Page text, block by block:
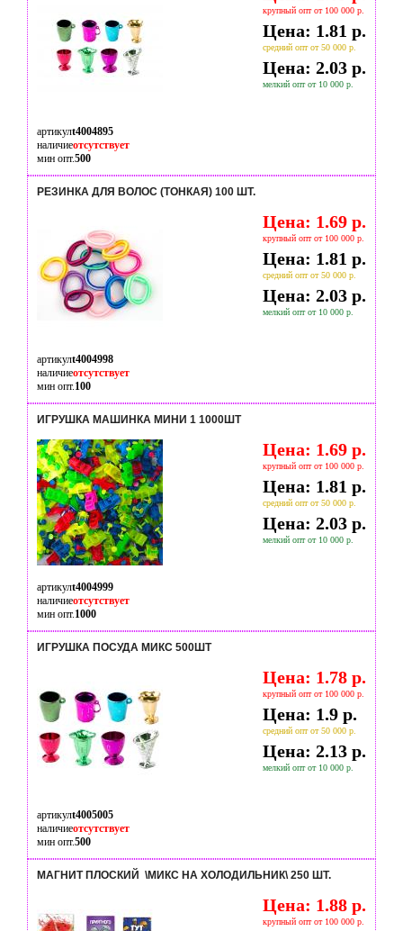
крупный опт от 100 000 р.
Цена: 1.81 р.
средний опт от 50 000 р.
Цена: 2.03 р.
мелкий опт от 10 000 р.
артикулt4004895
наличиеотсутствует
мин опт.500
РЕЗИНКА ДЛЯ ВОЛОС (ТОНКАЯ) 100 ШТ.
Цена: 1.69 р.
крупный опт от 100 000 р.
Цена: 1.81 р.
средний опт от 50 000 р.
Цена: 2.03 р.
мелкий опт от 10 000 р.
артикулt4004998
наличиеотсутствует
мин опт.100
ИГРУШКА МАШИНКА МИНИ 1 1000ШТ
Цена: 1.69 р.
крупный опт от 100 000 р.
Цена: 1.81 р.
средний опт от 50 000 р.
Цена: 2.03 р.
мелкий опт от 10 000 р.
артикулt4004999
наличиеотсутствует
мин опт.1000
ИГРУШКА ПОСУДА МИКС 500ШТ
Цена: 1.78 р.
крупный опт от 100 000 р.
Цена: 1.9 р.
средний опт от 50 000 р.
Цена: 2.13 р.
мелкий опт от 10 000 р.
артикулt4005005
наличиеотсутствует
мин опт.500
МАГНИТ ПЛОСКИЙ \МИКС НА ХОЛОДИЛЬНИК\ 250 ШТ.
Цена: 1.88 р.
крупный опт от 100 000 р.